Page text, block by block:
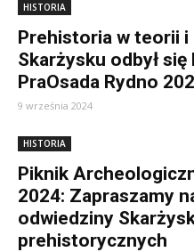
HISTORIA
Prehistoria w teorii i
Skarżysku odbył
PraOsada Rydno
9 września 2024
HISTORIA
Piknik
2024: Zapraszamy
odwiedziny
prehistorycznych